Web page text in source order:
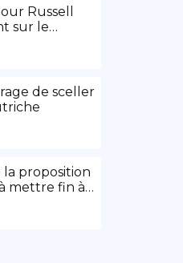
Russell
sur le
de sceller
proposition
mettre fin à
de